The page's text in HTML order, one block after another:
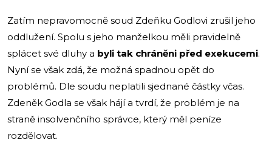
Zatím nepravomocně soud Zdeňku Godlovi zrušil jeho
oddlužení. Spolu s jeho manželkou měli pravidelně
splácet své dluhy a byli tak chráněni před exekucemi.
Nyní se však zdá, že možná spadnou opět do
problémů. Dle soudu neplatili sjednané částky včas.
Zdeněk Godla se však hájí a tvrdí, že problém je na
straně insolvenčního správce, který měl peníze
rozdělovat.